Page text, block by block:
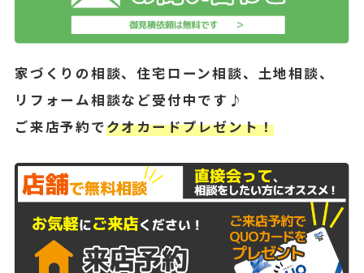
家づくりの相談、住宅ローン相談、土地相談、
リフォーム相談など受付中です♪
ご来店予約でクオカードプレゼント！